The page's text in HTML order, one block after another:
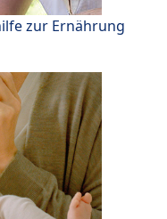
zur Ernährung